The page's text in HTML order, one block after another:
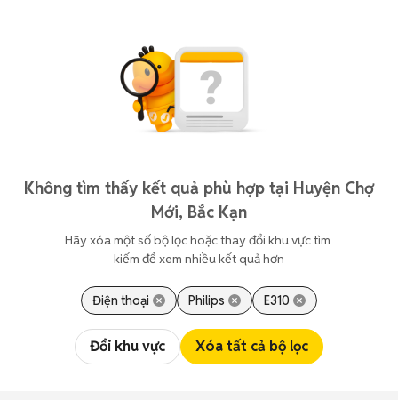
Không tìm thấy kết quả phù hợp tại Huyện Chợ
Mới, Bắc Kạn
Hãy xóa một số bộ lọc hoặc thay đổi khu vực tìm
kiếm để xem nhiều kết quả hơn
Điện thoại Philips E310
Đổi khu vực Xóa tất cả bộ lọc